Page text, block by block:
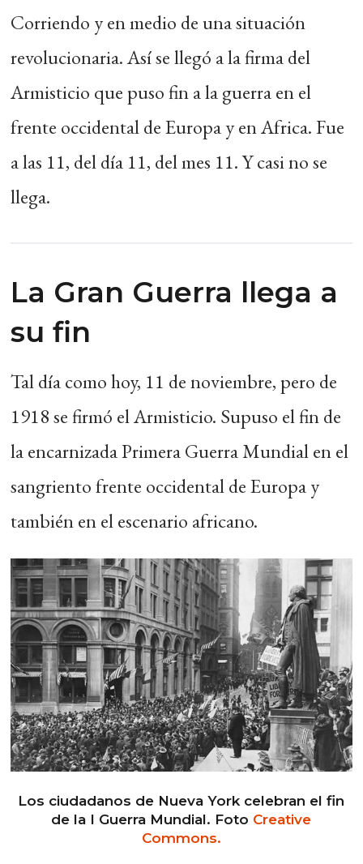
Corriendo y en medio de una situación
revolucionaria. Así se llegó a la firma del
Armisticio que puso fin a la guerra en el
frente occidental de Europa y en Africa. Fue
a las 11, del día 11, del mes 11. Y casi no se
llega.
La Gran Guerra llega a
su fin
Tal día como hoy, 11 de noviembre, pero de
1918 se firmó el Armisticio. Supuso el fin de
la encarnizada Primera Guerra Mundial en el
sangriento frente occidental de Europa y
también en el escenario africano.
Los ciudadanos de Nueva York celebran el fin
de la I Guerra Mundial. Foto Creative
Commons.